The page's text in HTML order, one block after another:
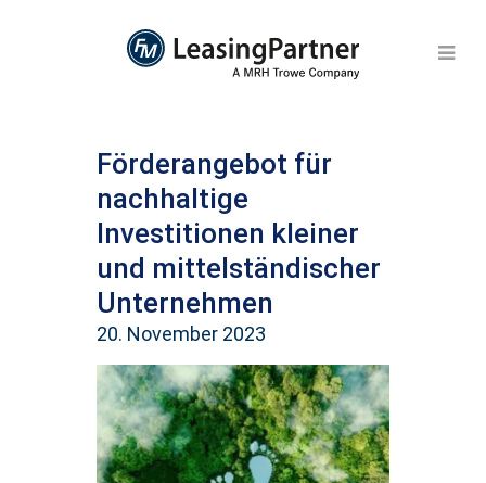
Förderangebot für
nachhaltige
Investitionen kleiner
und mittelständischer
Unternehmen
20. November 2023